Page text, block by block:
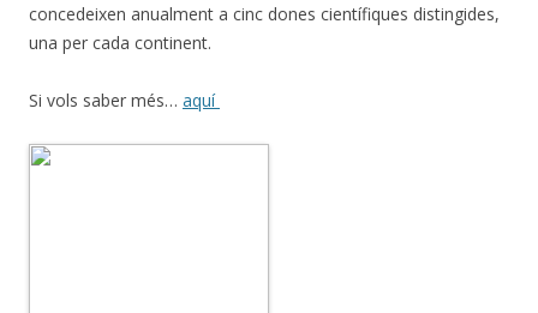
concedeixen anualment a cinc dones científiques distingides,
una per cada continent.
Si vols saber més… aquí